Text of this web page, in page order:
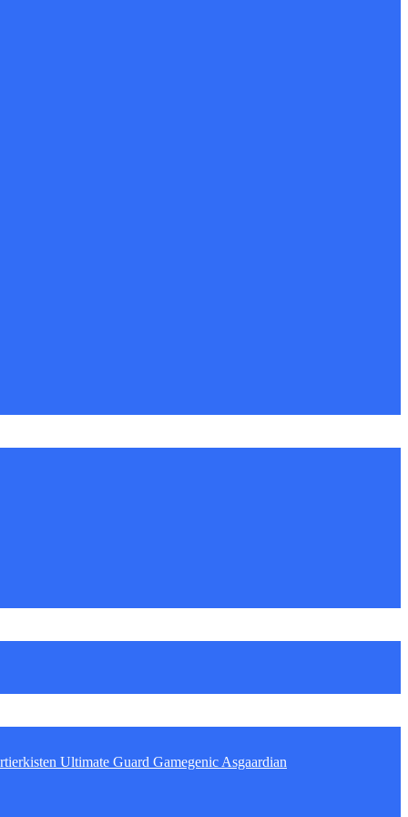
Ultimate Guard Gamegenic Asgaardian